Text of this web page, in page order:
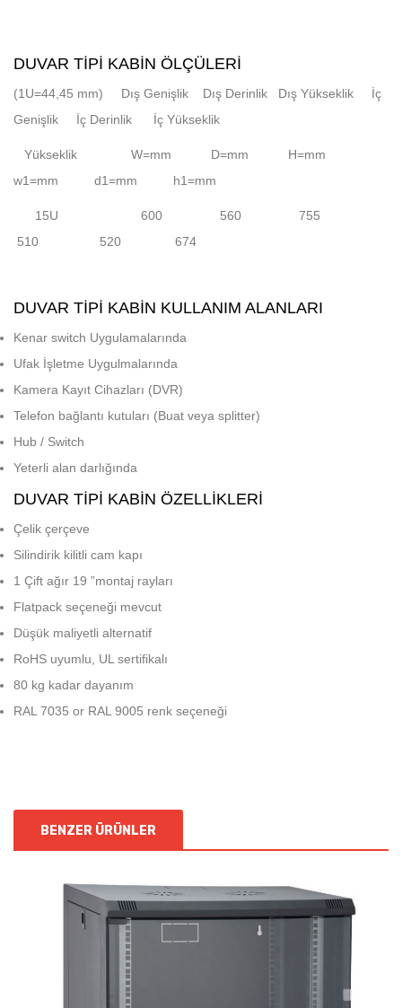
DUVAR TIPI KABIN ÖLÇÜLERI
(1U=44,45 mm) Dış Genişlik Dış Derinlik Dış Yükseklik İç
Genişlik İç Derinlik İç Yükseklik
Yükseklik W=mm D=mm H=mm
w1=mm d1=mm h1=mm
15U 600 560 755
510 520 674
DUVAR TIPI KABIN KULLANIM ALANLARI
Kenar switch Uygulamalarında
Ufak İşletme Uygulmalarında
Kamera Kayıt Cihazları (DVR)
Telefon bağlantı kutuları (Buat veya splitter)
Hub / Switch
Yeterli alan darlığında
DUVAR TIPI KABIN ÖZELLIKLERI
Çelik çerçeve
Silindirik kilitli cam kapı
1 Çift ağır 19 ”montaj rayları
Flatpack seçeneği mevcut
Düşük maliyetli alternatif
RoHS uyumlu, UL sertifikalı
80 kg kadar dayanım
RAL 7035 or RAL 9005 renk seçeneği
BENZER ÜRÜNLER